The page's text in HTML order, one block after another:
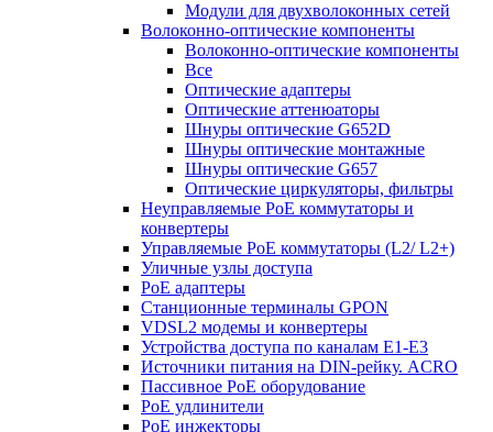
Модули для двухволоконных сетей
Волоконно-оптические компоненты
Волоконно-оптические компоненты
Все
Оптические адаптеры
Оптические аттенюаторы
Шнуры оптические G652D
Шнуры оптические монтажные
Шнуры оптические G657
Оптические циркуляторы, фильтры
Неуправляемые PoE коммутаторы и
конвертеры
Управляемые PoE коммутаторы (L2/ L2+)
Уличные узлы доступа
PoE адаптеры
Станционные терминалы GPON
VDSL2 модемы и конвертеры
Устройства доступа по каналам E1-E3
Источники питания на DIN-рейку. ACRO
Пассивное PoE оборудование
PoE удлинители
PoE инжекторы